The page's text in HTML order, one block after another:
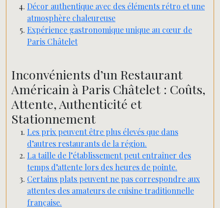
Décor authentique avec des éléments rétro et une
atmosphère chaleureuse
Expérience gastronomique unique au cœur de
Paris Châtelet
Inconvénients d’un Restaurant
Américain à Paris Châtelet : Coûts,
Attente, Authenticité et
Stationnement
Les prix peuvent être plus élevés que dans
d’autres restaurants de la région.
La taille de l’établissement peut entraîner des
temps d’attente lors des heures de pointe.
Certains plats peuvent ne pas correspondre aux
attentes des amateurs de cuisine traditionnelle
française.